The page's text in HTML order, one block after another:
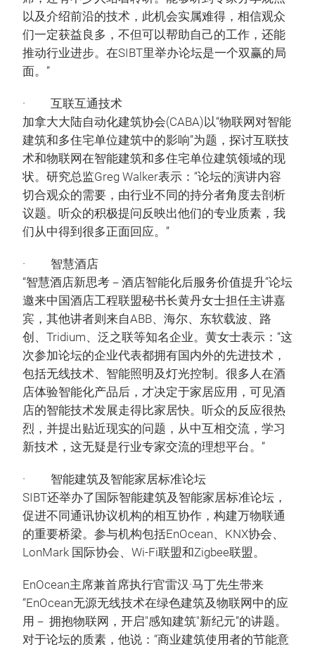
以及介绍前沿的技术，此机会实属难得，相信观众
们一定获益良多，不但可以帮助自己的工作，还能
推动行业进步。在SIBT里举办论坛是一个双赢的局
面。”
· 互联互通技术
加拿大大陆自动化建筑协会(CABA)以“物联网对智能
建筑和多住宅单位建筑中的影响”为题，探讨互联技
术和物联网在智能建筑和多住宅单位建筑领域的现
状。研究总监Greg Walker表示：“论坛的演讲内容
切合观众的需要，由行业不同的持分者角度去剖析
议题。听众的积极提问反映出他们的专业质素，我
们从中得到很多正面回应。”
· 智慧酒店
“智慧酒店新思考－酒店智能化后服务价值提升”论坛
邀来中国酒店工程联盟秘书长黄丹女士担任主讲嘉
宾，其他讲者则来自ABB、海尔、东软载波、路
创、Tridium、泛之联等知名企业。黄女士表示：“这
次参加论坛的企业代表都拥有国内外的先进技术，
包括无线技术、智能照明及灯光控制。很多人在酒
店体验智能化产品后，才决定于家居应用，可见酒
店的智能技术发展走得比家居快。听众的反应很热
烈，并提出贴近现实的问题，从中互相交流，学习
新技术，这无疑是行业专家交流的理想平台。”
· 智能建筑及智能家居标准论坛
SIBT还举办了国际智能建筑及智能家居标准论坛，
促进不同通讯协议机构的相互协作，构建万物联通
的重要桥梁。参与机构包括EnOcean、KNX协会、
LonMark 国际协会、Wi-Fi联盟和Zigbee联盟。
EnOcean主席兼首席执行官雷汉·马丁先生带来
“EnOcean无源无线技术在绿色建筑及物联网中的应
用－ 拥抱物联网，开启"感知建筑"新纪元”的讲题。
对于论坛的质素，他说：“商业建筑使用者的节能意